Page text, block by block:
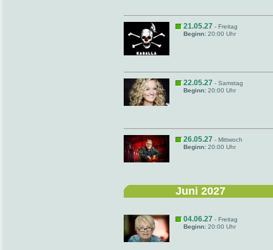
21.05.27 - Freitag
Beginn: 20:00 Uhr
22.05.27 - Samstag
Beginn: 20:00 Uhr
26.05.27 - Mittwoch
Beginn: 20:00 Uhr
Juni 2027
04.06.27 - Freitag
Beginn: 20:00 Uhr